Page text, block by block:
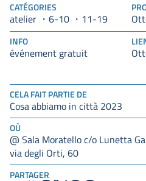
CELA FAIT PARTIE DE
Cosa abbiamo in città 2023
OÙ
@ Sala Moratello c/o Lunetta
via degli Orti, 60
PARTAGER
CATÉGORIES
atelier 6-10 11-19
INFO
événement gratuit